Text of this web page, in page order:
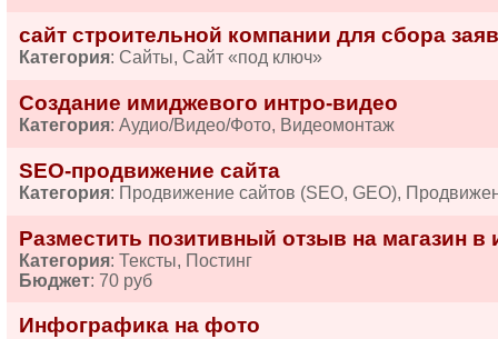
сайт строительной компании для сбора
Категория: Сайты, Сайт «под ключ»
Создание имиджевого интро-видео
Категория: Аудио/Видео/Фото, Видеомонтаж
SEO-продвижение сайта
Категория: Продвижение сайтов (SEO, GEO),
Разместить позитивный отзыв на магазин в
Категория: Тексты, Постинг
Бюджет: 70 руб
Инфографика на фото